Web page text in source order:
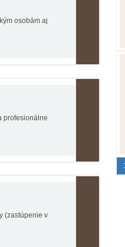
osobám aj
profesionálne
(zastúpenie v